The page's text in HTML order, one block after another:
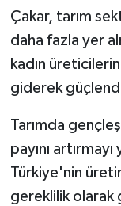
Çakar, tarım
daha fazla yer
kadın
giderek
Tarımda
payını
Türkiye'nin
gereklilik olarak